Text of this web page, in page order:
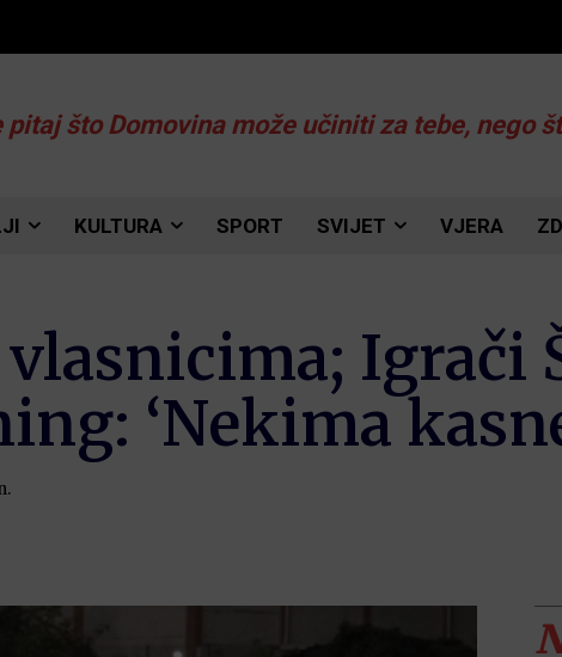
pitaj što Domovina može učiniti za tebe, nego
KULTURA SPORT SVIJET VJERA
Igrači
‘Nekima